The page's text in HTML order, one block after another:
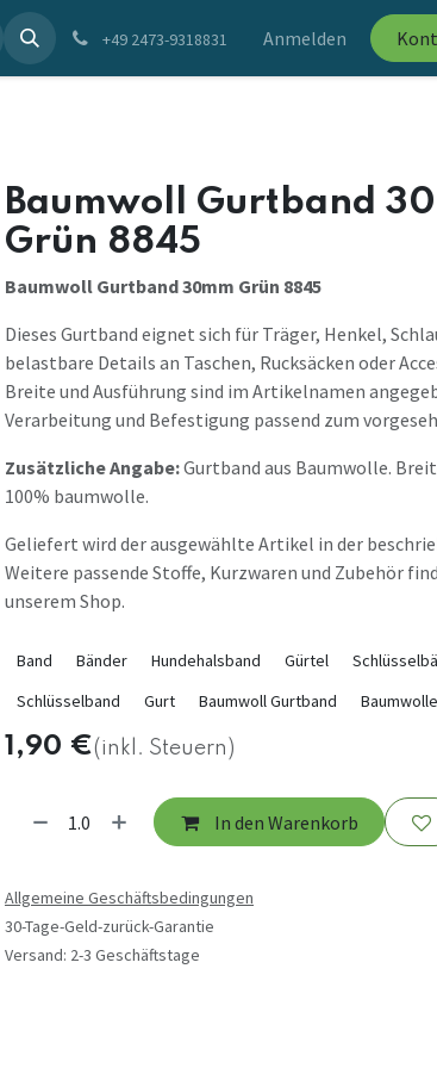
+49 2473-9318831 Anmelden
Baumwoll Gurtband
Grün 8845
Baumwoll Gurtband 30mm Grün 8845
Dieses Gurtband eignet sich für Träger, Henkel,
belastbare Details an Taschen, Rucksäcken oder
Breite und Ausführung sind im Artikelnamen
Verarbeitung und Befestigung passend zum
Zusätzliche Angabe:Gurtband aus Baumwolle.
100% baumwolle.
Geliefert wird der ausgewählte Artikel in der
Weitere passende Stoffe, Kurzwaren und Zubehör
unserem Shop.
Band Bänder Hundehalsband Gürtel
Schlüsselband
Gurt Baumwoll Gurtband Baumwolle
1,90 €(inkl. Steuern)
In den Warenkorb
Allgemeine Geschäftsbedingungen
30-Tage-Geld-zurück-Garantie
Versand: 2-3 Geschäftstage